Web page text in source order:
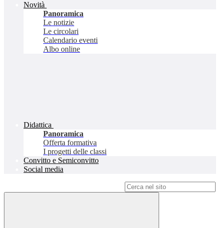
Novità
Panoramica
Le notizie
Le circolari
Calendario eventi
Albo online
Didattica
Panoramica
Offerta formativa
I progetti delle classi
Convitto e Semiconvitto
Social media